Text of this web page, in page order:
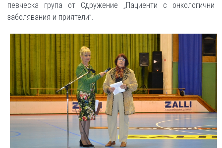
певческа група от Сдружение „Пациенти с онкологични
заболявания и приятели”.